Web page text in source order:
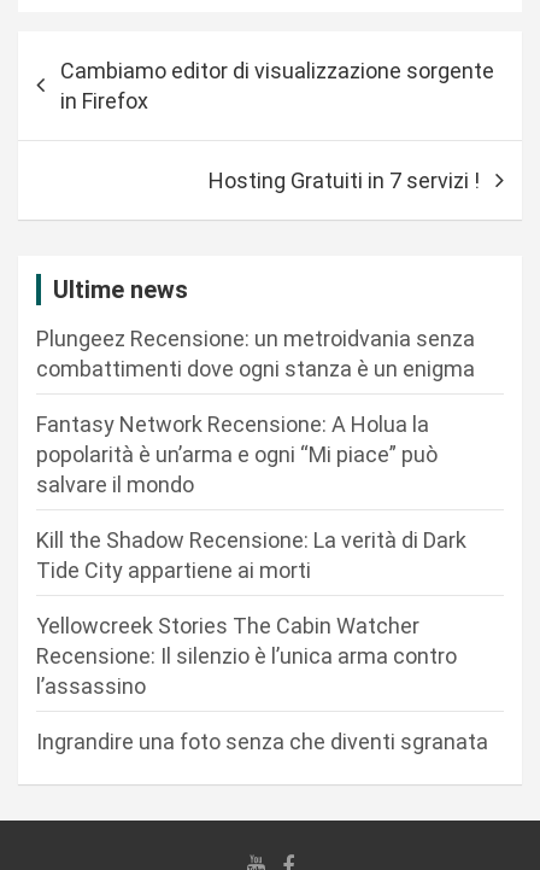
Cambiamo editor di visualizzazione sorgente
in Firefox
Hosting Gratuiti in 7 servizi !
Ultime news
Plungeez Recensione: un metroidvania senza
combattimenti dove ogni stanza è un enigma
Fantasy Network Recensione: A Holua la
popolarità è un’arma e ogni “Mi piace” può
salvare il mondo
Kill the Shadow Recensione: La verità di Dark
Tide City appartiene ai morti
Yellowcreek Stories The Cabin Watcher
Recensione: Il silenzio è l’unica arma contro
l’assassino
Ingrandire una foto senza che diventi sgranata